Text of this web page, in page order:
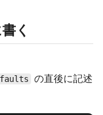
く
の直後に記述